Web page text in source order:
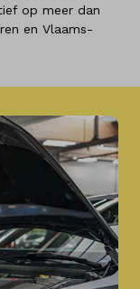
op meer dan
en Vlaams-